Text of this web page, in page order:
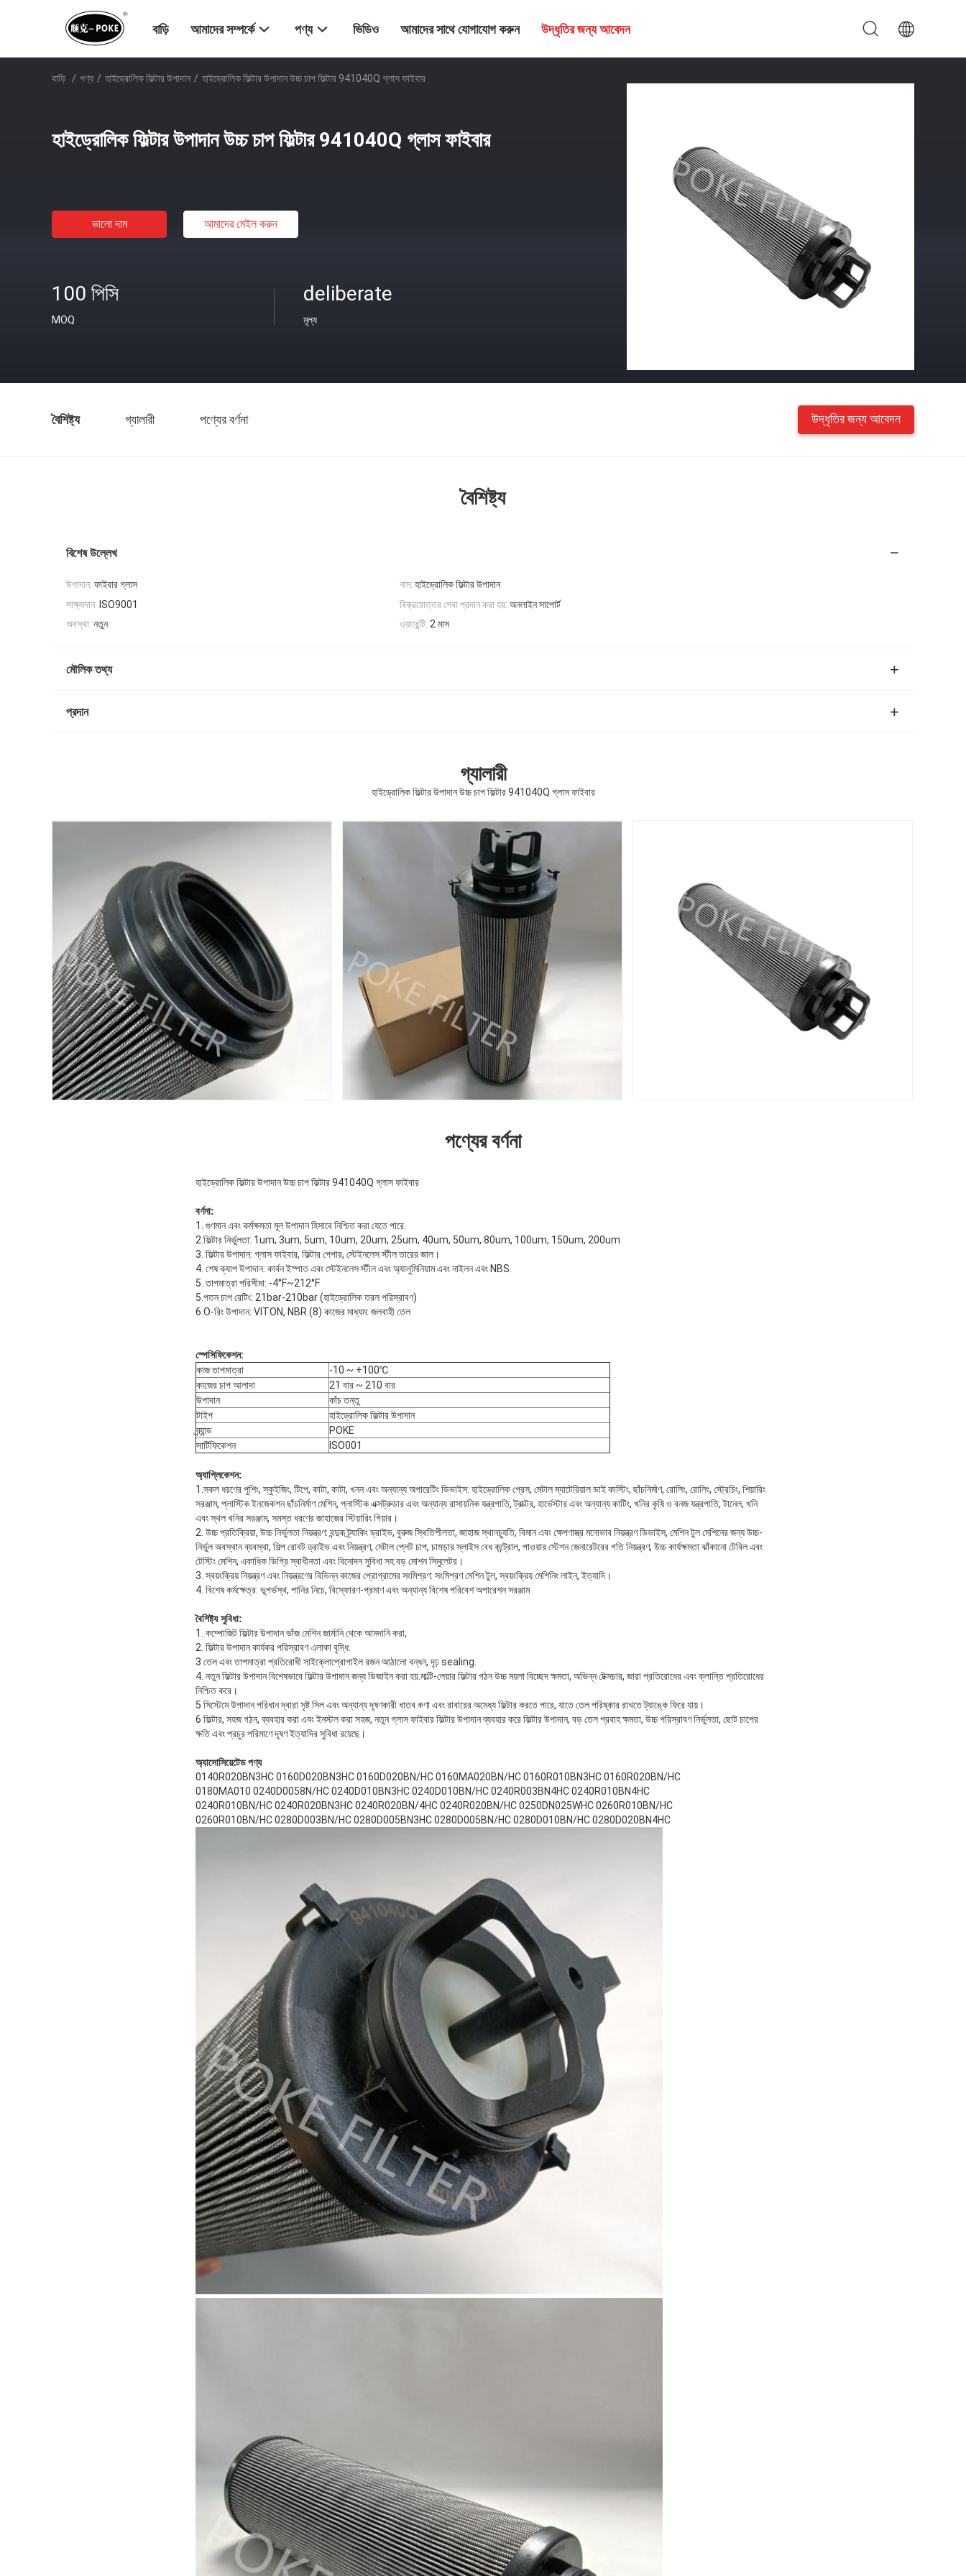
বাড়ি আমাদের সম্পর্কে পণ্য ভিডিও আমাদের সাথে যোগাযোগ করুন উদ্ধৃতির জন্য আবেদন
বাড়ি / পণ্য / হাইড্রোলিক ফিল্টার উপাদান / হাইড্রোলিক ফিল্টার উপাদান উচ্চ চাপ ফিল্টার 941040Q গ্লাস ফাইবার
হাইড্রোলিক ফিল্টার উপাদান উচ্চ চাপ ফিল্টার 941040Q গ্লাস ফাইবার
ভালো দাম আমাদের মেইল ​​করুন
100 পিসি
MOQ
deliberate
মূল্য
বৈশিষ্ট্য গ্যালারী পণ্যের বর্ণনা উদ্ধৃতির জন্য আবেদন
বৈশিষ্ট্য
বিশেষ উল্লেখ
উপাদান: ফাইবার গ্লাস নাম: হাইড্রোলিক ফিল্টার উপাদান
সাক্ষ্যদান: ISO9001 বিক্রয়োত্তর সেবা প্রদান করা হয়: অনলাইন সাপোর্ট
অবস্থা: নতুন ওয়ারেন্টি: 2 মাস
মৌলিক তথ্য
প্রদান
গ্যালারী
হাইড্রোলিক ফিল্টার উপাদান উচ্চ চাপ ফিল্টার 941040Q গ্লাস ফাইবার
পণ্যের বর্ণনা
হাইড্রোলিক ফিল্টার উপাদান উচ্চ চাপ ফিল্টার 941040Q গ্লাস ফাইবার
বর্ণনা:
1. গুণমান এবং কর্মক্ষমতা মূল উপাদান হিসাবে নিশ্চিত করা যেতে পারে.
2.ফিল্টার নির্ভুলতা: 1um, 3um, 5um, 10um, 20um, 25um, 40um, 50um, 80um, 100um, 150um, 200um
3. ফিল্টার উপাদান: গ্লাস ফাইবার, ফিল্টার পেপার, স্টেইনলেস স্টীল তারের জাল।
4. শেষ ক্যাপ উপাদান: কার্বন ইস্পাত এবং স্টেইনলেস স্টীল এবং অ্যালুমিনিয়াম এবং নাইলন এবং NBS.
5. তাপমাত্রা পরিসীমা: -4°F~212°F
5.পতন চাপ রেটিং: 21bar-210bar (হাইড্রোলিক তরল পরিস্রাবণ)
6.O-রিং উপাদান: VITON, NBR.(8) কাজের মাধ্যম: জলবাহী তেল
স্পেসিফিকেশন:
কাজ তাপমাত্রা
-10 ~ +100℃
কাজের চাপ আলাদা
21 বার ~ 210 বার
উপাদান
কাঁচ তন্তু
টাইপ
হাইড্রোলিক ফিল্টার উপাদান
ব্র্যান্ড
POKE
সার্টিফিকেশন
ISO001
অ্যাপ্লিকেশন:
1.সকল ধরণের পুশিং, স্কুইজিং, টিপে, কাটা, কাটা, খনন এবং অন্যান্য অপারেটিং ডিভাইস: হাইড্রোলিক প্রেস, মেটাল ম্যাটেরিয়াল ডাই কাস্টিং, ছাঁচনির্মাণ, রোলিং, রোলিং, স্ট্রেচিং, শিয়ারিং
সরঞ্জাম, প্লাস্টিক ইনজেকশন ছাঁচনির্মাণ মেশিন, প্লাস্টিক এক্সট্রুডার এবং অন্যান্য রাসায়নিক যন্ত্রপাতি, ট্রাক্টর, হার্ভেস্টার এবং অন্যান্য কাটিং, খনির কৃষি ও বনজ যন্ত্রপাতি, টানেল, খনি
এবং স্থল খনির সরঞ্জাম, সমস্ত ধরণের জাহাজের স্টিয়ারিং গিয়ার।
2. উচ্চ প্রতিক্রিয়া, উচ্চ নির্ভুলতা নিয়ন্ত্রণ: বন্দুক ট্র্যাকিং ড্রাইভ, বুরুজ স্থিতিশীলতা, জাহাজ স্থানচ্যুতি, বিমান এবং ক্ষেপণাস্ত্র মনোভাব নিয়ন্ত্রণ ডিভাইস, মেশিন টুল মেশিনের জন্য উচ্চ-
নির্ভুল অবস্থান ব্যবস্থা, শিল্প রোবট ড্রাইভ এবং নিয়ন্ত্রণ, মেটাল প্লেট চাপ, চামড়ার স্লাইস বেধ কন্ট্রোল, পাওয়ার স্টেশন জেনারেটরের গতি নিয়ন্ত্রণ, উচ্চ কার্যক্ষমতা ঝাঁকানো টেবিল এবং
টেস্টিং মেশিন, একাধিক ডিগ্রি স্বাধীনতা এবং বিনোদন সুবিধা সহ বড় মোশন সিমুলেটর।
3. স্বয়ংক্রিয় নিয়ন্ত্রণ এবং নিয়ন্ত্রণের বিভিন্ন কাজের প্রোগ্রামের সংমিশ্রণ: সংমিশ্রণ মেশিন টুল, স্বয়ংক্রিয় মেশিনিং লাইন, ইত্যাদি।
4. বিশেষ কর্মক্ষেত্র: ভূগর্ভস্থ, পানির নিচে, বিস্ফোরণ-প্রমাণ এবং অন্যান্য বিশেষ পরিবেশ অপারেশন সরঞ্জাম
বৈশিষ্ট্য সুবিধা:
1. কম্পোজিট ফিল্টার উপাদান ভাঁজ মেশিন জার্মানি থেকে আমদানি করা,
2. ফিল্টার উপাদান কার্যকর পরিস্রাবণ এলাকা বৃদ্ধি.
3 তেল এবং তাপমাত্রা প্রতিরোধী সাইক্লোপ্রোপাইল রজন আঠালো বন্ধন, দৃঢ় sealing.
4. নতুন ফিল্টার উপাদান বিশেষভাবে ফিল্টার উপাদান জন্য ডিজাইন করা হয়.মাল্টি-লেয়ার ফিল্টার গঠন উচ্চ ময়লা বিচ্ছেদ ক্ষমতা, অভিন্ন টেক্সচার, জারা প্রতিরোধের এবং ক্লান্তি প্রতিরোধের
নিশ্চিত করে।
5 সিস্টেমে উপাদান পরিধান দ্বারা সৃষ্ট সিল এবং অন্যান্য দূষণকারী ধাতব কণা এবং রাবারের অমেধ্য ফিল্টার করতে পারে, যাতে তেল পরিষ্কার রাখতে ট্যাঙ্কে ফিরে যায়।
6 ফিল্টার, সহজ গঠন, ব্যবহার করা এবং ইনস্টল করা সহজ, নতুন গ্লাস ফাইবার ফিল্টার উপাদান ব্যবহার করে ফিল্টার উপাদান, বড় তেল প্রবাহ ক্ষমতা, উচ্চ পরিস্রাবণ নির্ভুলতা, ছোট চাপের
ক্ষতি এবং প্রচুর পরিমাণে দূষণ ইত্যাদির সুবিধা রয়েছে।
অ্যাসোসিয়েটেড পণ্য
0140R020BN3HC 0160D020BN3HC 0160D020BN/HC 0160MA020BN/HC 0160R010BN3HC 0160R020BN/HC
0180MA010 0240D0058N/HC 0240D010BN3HC 0240D010BN/HC 0240R003BN4HC 0240R010BN4HC
0240R010BN/HC 0240R020BN3HC 0240R020BN/4HC 0240R020BN/HC 0250DN025WHC 0260R010BN/HC
0260R010BN/HC 0280D003BN/HC 0280D005BN3HC 0280D005BN/HC 0280D010BN/HC 0280D020BN4HC